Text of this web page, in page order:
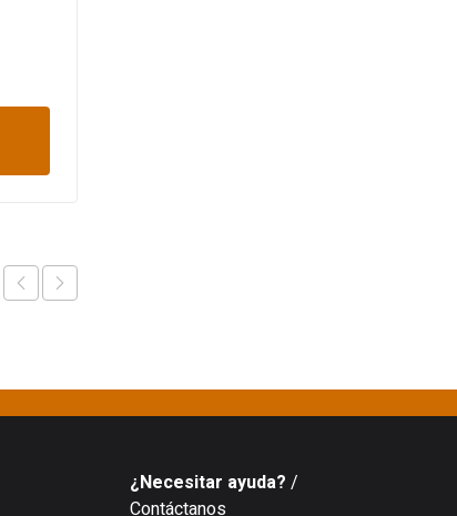
¿Necesitar ayuda? /
Contáctanos